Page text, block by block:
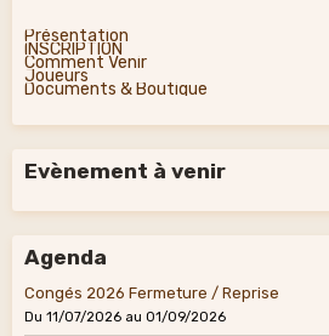
Présentation
INSCRIPTION
Comment Venir
Joueurs
Documents & Boutique
Evènement à venir
Agenda
Congés 2026 Fermeture / Reprise
Du 11/07/2026 au 01/09/2026